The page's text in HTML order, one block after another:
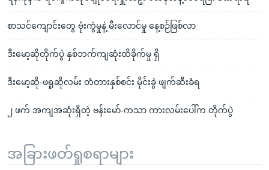
စာသင်ကျောင်းတွေ ဗုံးကွဲမှုနဲ့ မီးလောင်မှု နေ့စဉ်ဖြစ်လာ
ဒီးမော့ဆိုတိုက်ပွဲ နှစ်ဘက်ကျဆုံးထိခိုက်မှု ရှိ
ဒီးမော့ဆို-ဖရူဆိုလမ်း တံတားနှစ်စင်း မိုင်းခွဲ ဖျက်ဆီးခံရ
၂ ဖက် အကျအဆုံးရှိတဲ့ ဗန်းမော်-ကသာ ကားလမ်းပေါ်က တိုက်ပွဲ
အခြားဖတ်ရှုစရာများ